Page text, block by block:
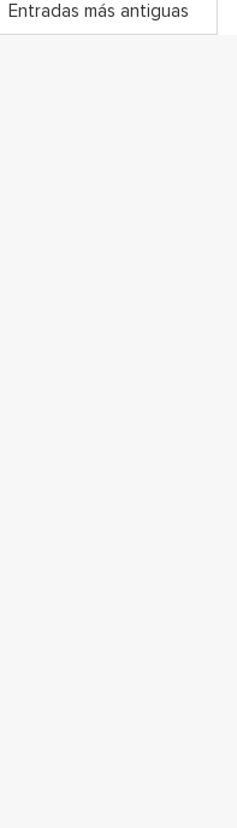
Entradas más antiguas